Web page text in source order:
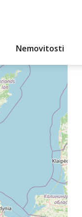
Nemovitosti